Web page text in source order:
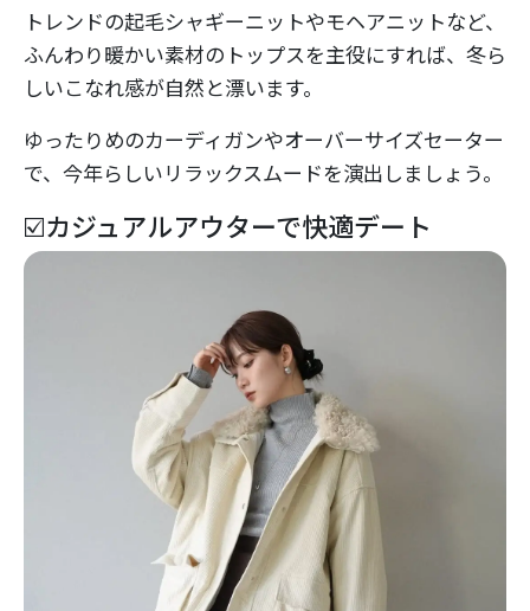
トレンドの起毛シャギーニットやモヘアニットなど、
ふんわり暖かい素材のトップスを主役にすれば、冬ら
しいこなれ感が自然と漂います。
ゆったりめのカーディガンやオーバーサイズセーター
で、今年らしいリラックスムードを演出しましょう。
☑️カジュアルアウターで快適デート